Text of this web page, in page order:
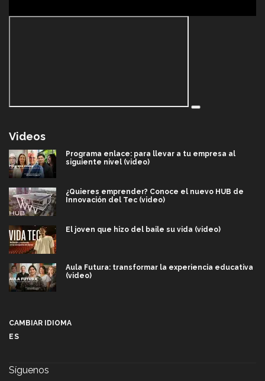
Videos
Programa enlace: para llevar a tu empresa al
siguiente nivel (video)
¿Quieres emprender? Conoce el nuevo HUB de
Innovación del Tec (video)
El joven que hizo del baile su vida (video)
Aula Futura: transformar la experiencia educativa
(video)
CAMBIAR IDIOMA
ES
Síguenos